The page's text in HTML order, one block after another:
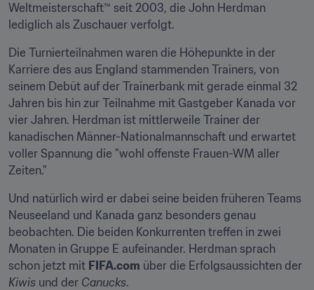
Weltmeisterschaft™ seit 2003, die John Herdman
lediglich als Zuschauer verfolgt.
Die Turnierteilnahmen waren die Höhepunkte in der
Karriere des aus England stammenden Trainers, von
seinem Debüt auf der Trainerbank mit gerade einmal 32
Jahren bis hin zur Teilnahme mit Gastgeber Kanada vor
vier Jahren. Herdman ist mittlerweile Trainer der
kanadischen Männer-Nationalmannschaft und erwartet
voller Spannung die "wohl offenste Frauen-WM aller
Zeiten."
Und natürlich wird er dabei seine beiden früheren Teams
Neuseeland und Kanada ganz besonders genau
beobachten. Die beiden Konkurrenten treffen in zwei
Monaten in Gruppe E aufeinander. Herdman sprach
schon jetzt mit FIFA.com
Kiwis und der Canucks.